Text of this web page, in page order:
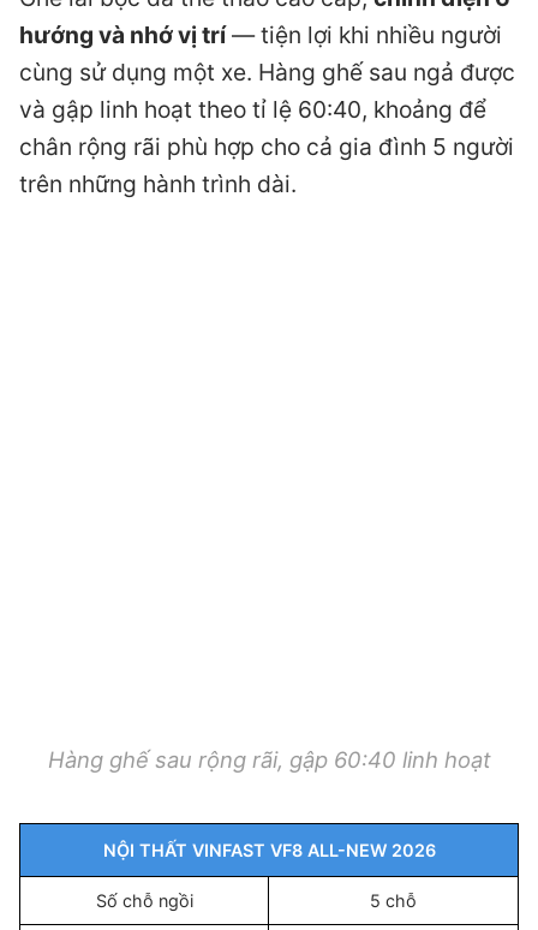
hướng và nhớ vị trí— tiện lợi khi nhiều người
cùng sử dụng một xe. Hàng ghế sau ngả được
và gập linh hoạt theo tỉ lệ 60:40, khoảng để
chân rộng rãi phù hợp cho cả gia đình 5 người
trên những hành trình dài.
Hàng ghế sau rộng rãi, gập 60:40 linh hoạt
NỘI THẤT VINFAST VF8 ALL-NEW 2026
Số chỗ ngồi 5 chỗ